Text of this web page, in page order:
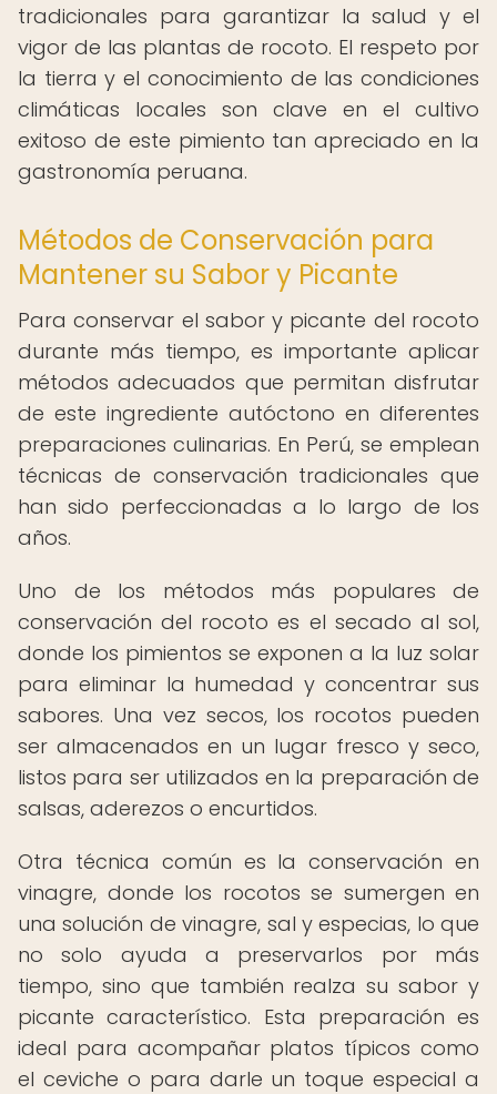
tradicionales para garantizar la salud y el
vigor de las plantas de rocoto. El respeto por
la tierra y el conocimiento de las condiciones
climáticas locales son clave en el cultivo
exitoso de este pimiento tan apreciado en la
gastronomía peruana.
Métodos de Conservación para
Mantener su Sabor y Picante
Para conservar el sabor y picante del rocoto
durante más tiempo, es importante aplicar
métodos adecuados que permitan disfrutar
de este ingrediente autóctono en diferentes
preparaciones culinarias. En Perú, se emplean
técnicas de conservación tradicionales que
han sido perfeccionadas a lo largo de los
años.
Uno de los métodos más populares de
conservación del rocoto es el secado al sol,
donde los pimientos se exponen a la luz solar
para eliminar la humedad y concentrar sus
sabores. Una vez secos, los rocotos pueden
ser almacenados en un lugar fresco y seco,
listos para ser utilizados en la preparación de
salsas, aderezos o encurtidos.
Otra técnica común es la conservación en
vinagre, donde los rocotos se sumergen en
una solución de vinagre, sal y especias, lo que
no solo ayuda a preservarlos por más
tiempo, sino que también realza su sabor y
picante característico. Esta preparación es
ideal para acompañar platos típicos como
el ceviche o para darle un toque especial a